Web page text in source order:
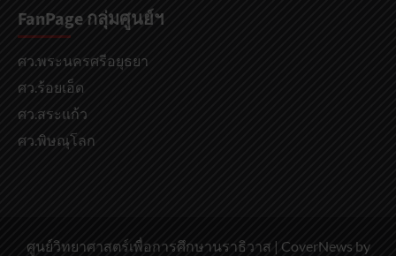
FanPage กลุ่มศูนย์ฯ
ศว.พระนครศรีอยุธยา
ศว.ร้อยเอ็ด
ศว.สระแก้ว
ศว.พิษณุโลก
ศูนย์วิทยาศาสตร์เพื่อการศึกษานราธิวาส | CoverNews by